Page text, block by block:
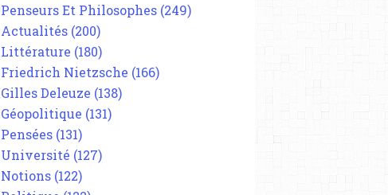
Penseurs Et Philosophes (249)
Actualités (200)
Littérature (180)
Friedrich Nietzsche (166)
Gilles Deleuze (138)
Géopolitique (131)
Pensées (131)
Université (127)
Notions (122)